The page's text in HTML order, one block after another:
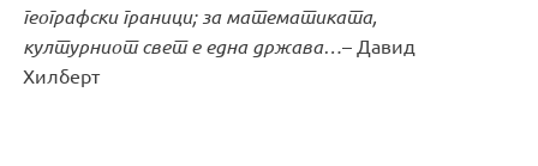
географски граници; за математиката,
културниот свет е една држава…– Давид
Хилберт